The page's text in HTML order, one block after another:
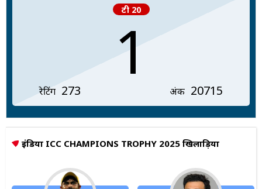
टी 20
1
रेटिंग 273 अंक 20715
इंडिया ICC CHAMPIONS TROPHY 2025 खिलाड़ियों